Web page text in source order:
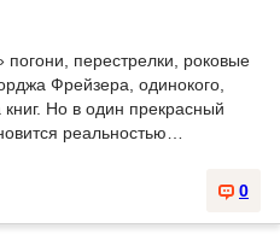
перестрелки, роковые
Фрейзера, одинокого,
Но в один прекрасный
реальностью…
0